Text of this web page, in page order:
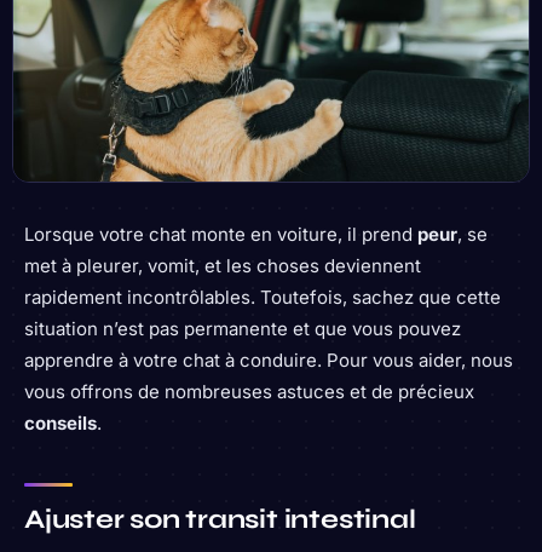
Lorsque votre chat monte en voiture, il prend peur, se
met à pleurer, vomit, et les choses deviennent
rapidement incontrôlables. Toutefois, sachez que cette
situation n’est pas permanente et que vous pouvez
apprendre à votre chat à conduire. Pour vous aider, nous
vous offrons de nombreuses astuces et de précieux
conseils.
Ajuster son transit intestinal